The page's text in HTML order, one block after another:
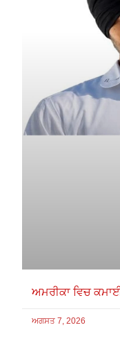
ਅਮਰੀਕਾ ਵਿਚ
ਅਗਸਤ 7, 2026